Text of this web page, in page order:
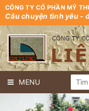
CÔNG TY CỔ PHẦN MỸ
Câu chuyện tình yêu -
MENU